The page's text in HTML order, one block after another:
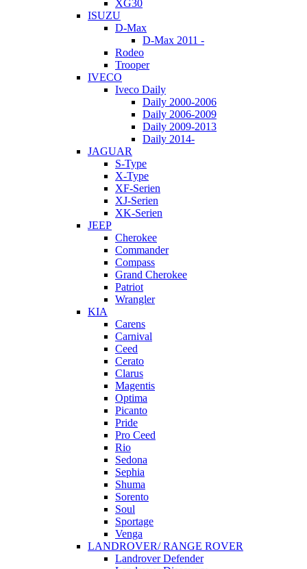
XG30
ISUZU
D-Max
D-Max 2011 -
Rodeo
Trooper
IVECO
Iveco Daily
Daily 2000-2006
Daily 2006-2009
Daily 2009-2013
Daily 2014-
JAGUAR
S-Type
X-Type
XF-Serien
XJ-Serien
XK-Serien
JEEP
Cherokee
Commander
Compass
Grand Cherokee
Patriot
Wrangler
KIA
Carens
Carnival
Ceed
Cerato
Clarus
Magentis
Optima
Picanto
Pride
Pro Ceed
Rio
Sedona
Sephia
Shuma
Sorento
Soul
Sportage
Venga
LANDROVER/ RANGE ROVER
Landrover Defender